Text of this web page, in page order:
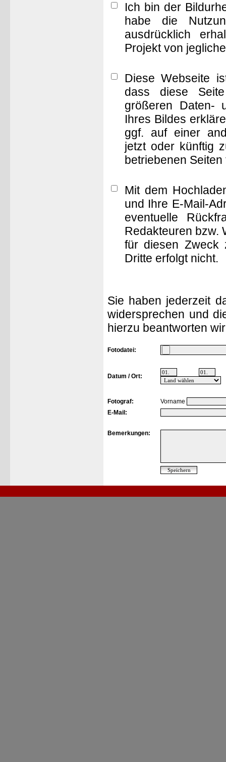
Ich bin der
habe die
ausdrücklich
Projekt von
Diese Webseite
dass diese
größeren Daten-
Ihres Bildes
ggf. auf einer
jetzt oder künftig
betriebenen
Mit dem
und Ihre E-Mail-
eventuelle
Redakteuren bzw.
für diesen Zweck
Dritte erfolgt nicht.
Sie haben jederzeit
widersprechen und
hierzu beantworten
Fotodatei:
Datum / Ort:
Fotograf:
Vorname
E-Mail:
Bemerkungen: